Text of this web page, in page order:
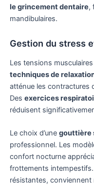
le grincement dentaire,
mandibulaires.
Gestion du stress
Les tensions
techniques de
atténue les contractures
Des exercices
réduisent
Le choix d’une gouttière
professionnel. Les
confort nocturne
frottements
résistantes, conviennent